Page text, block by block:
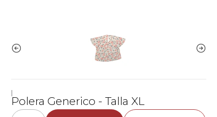
Polera Generico - Talla XL